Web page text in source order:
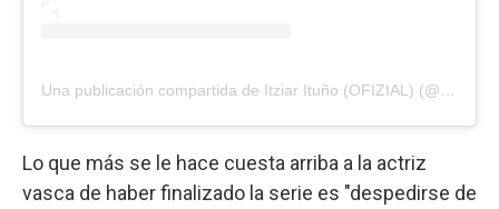
Lo que más se le hace cuesta arriba a la actriz
vasca de haber finalizado la serie es "despedirse de